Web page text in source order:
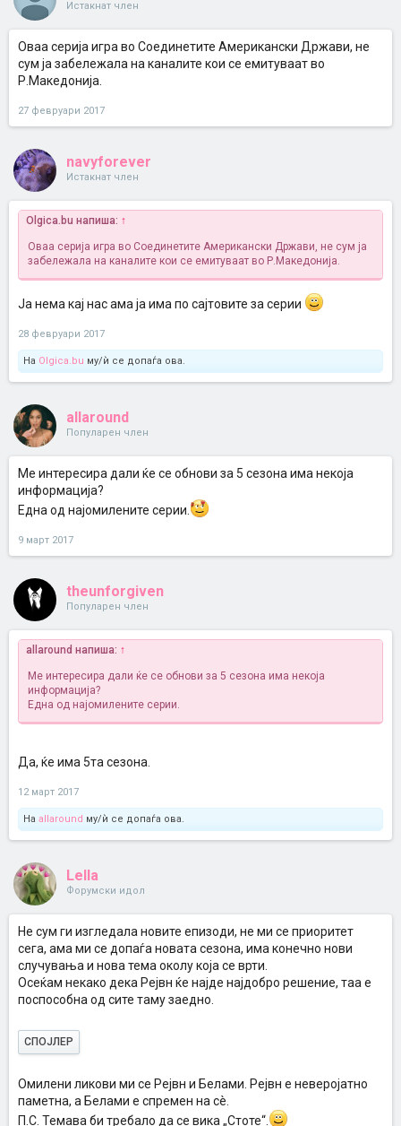
Истакнат член
Оваа серија игра во Соединетите Американски Држави, не
сум ја забележала на каналите кои се емитуваат во
Р.Македонија.
27 февруари 2017
navyforever
Истакнат член
Olgica.bu напиша: ↑
Оваа серија игра во Соединетите Американски Држави, не сум ја
забележала на каналите кои се емитуваат во Р.Македонија.
Ја нема кај нас ама ја има по сајтовите за серии
28 февруари 2017
На Olgica.bu му/ѝ се допаѓа ова.
allaround
Популарен член
Ме интересира дали ќе се обнови за 5 сезона има некоја
информација?
Една од најомилените серии.
9 март 2017
theunforgiven
Популарен член
allaround напиша: ↑
Ме интересира дали ќе се обнови за 5 сезона има некоја
информација?
Една од најомилените серии.
Да, ќе има 5та сезона.
12 март 2017
На allaround му/ѝ се допаѓа ова.
Lella
Форумски идол
Не сум ги изгледала новите епизоди, не ми се приоритет
сега, ама ми се допаѓа новата сезона, има конечно нови
случувања и нова тема околу која се врти.
Осеќам некако дека Рејвн ќе најде најдобро решение, таа е
поспособна од сите таму заедно.
СПОЈЛЕР
Омилени ликови ми се Рејвн и Белами. Рејвн е неверојатно
паметна, а Белами е спремен на сè.
П.С. Темава би требало да се вика „Стоте“.